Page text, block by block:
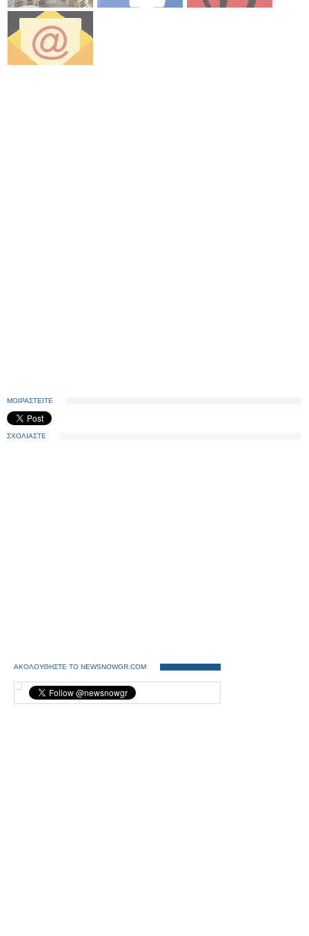
ΜΟΙΡΑΣΤΕΙΤΕ
ΣΧΟΛΙΑΣΤΕ
ΑΚΟΛΟΥΘΗΣΤΕ ΤΟ NEWSNOWGR.COM